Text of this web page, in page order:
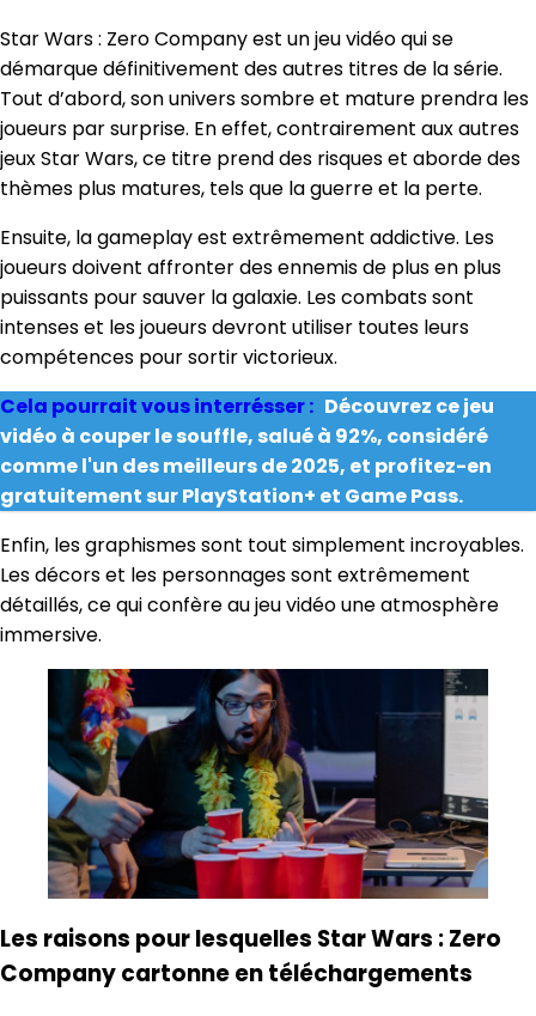
Star Wars : Zero Company est un jeu vidéo qui se
démarque définitivement des autres titres de la série.
Tout d’abord, son univers sombre et mature prendra les
joueurs par surprise. En effet, contrairement aux autres
jeux Star Wars, ce titre prend des risques et aborde des
thèmes plus matures, tels que la guerre et la perte.
Ensuite, la gameplay est extrêmement addictive. Les
joueurs doivent affronter des ennemis de plus en plus
puissants pour sauver la galaxie. Les combats sont
intenses et les joueurs devront utiliser toutes leurs
compétences pour sortir victorieux.
Cela pourrait vous interrésser : Découvrez ce jeu
vidéo à couper le souffle, salué à 92%, considéré
comme l'un des meilleurs de 2025, et profitez-en
gratuitement sur PlayStation+ et Game Pass.
Enfin, les graphismes sont tout simplement incroyables.
Les décors et les personnages sont extrêmement
détaillés, ce qui confère au jeu vidéo une atmosphère
immersive.
Les raisons pour lesquelles Star Wars : Zero
Company cartonne en téléchargements